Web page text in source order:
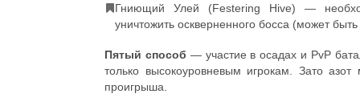
Гниющий Улей (Festering Hive) —
уничтожить оскверненного босса (может
Пятый способ — участие в осадах и PvP
только высокоуровневым игрокам. Зато
проигрыша.